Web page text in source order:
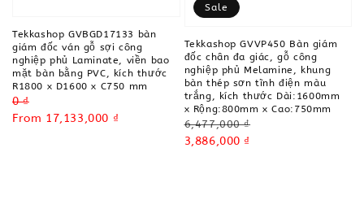
Tekkashop GVBGD17133 bàn
giám đốc ván gỗ sợi công
nghiệp phủ Laminate, viền bao
mặt bàn bằng PVC, kích thước
R1800 x D1600 x C750 mm
Regular
price
0 ₫
Sale
From 17,133,000 ₫
Sale
Tekkashop GVVP450 Bàn giám
đốc chân đa giác, gỗ công
nghiệp phủ Melamine, khung
bàn thép sơn tĩnh điện màu
trắng, kích thước Dài:1600mm
x Rộng:800mm x Cao:750mm
Regular
price
6,477,000 ₫
Sale
3,886,000 ₫